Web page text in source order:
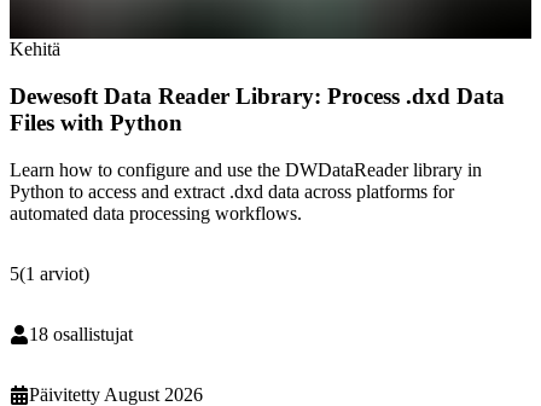
Kehitä
Dewesoft Data Reader Library: Process .dxd Data
Files with Python
Learn how to configure and use the DWDataReader library in
Python to access and extract .dxd data across platforms for
automated data processing workflows.
5(1 arviot)
18 osallistujat
Päivitetty August 2026